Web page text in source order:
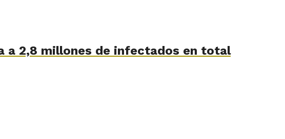
a 2,8 millones de infectados en total